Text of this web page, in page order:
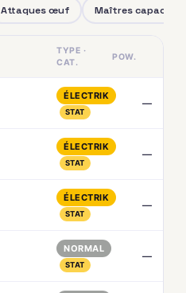
Attaques œuf Maîtres capacités
TYPE ·
CAT.
POW.
ÉLECTRIK
STAT
—
ÉLECTRIK
STAT
—
ÉLECTRIK
STAT
—
NORMAL
STAT
—